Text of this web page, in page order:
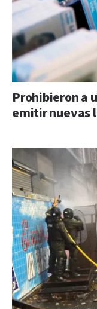
Prohibieron a
emitir nuevas